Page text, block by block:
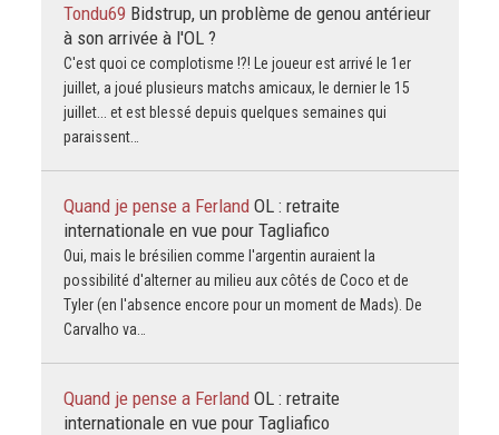
Tondu69 Bidstrup, un problème de genou antérieur
à son arrivée à l'OL ?
C'est quoi ce complotisme !?! Le joueur est arrivé le 1er
juillet, a joué plusieurs matchs amicaux, le dernier le 15
juillet... et est blessé depuis quelques semaines qui
paraissent…
Quand je pense a Ferland OL : retraite
internationale en vue pour Tagliafico
Oui, mais le brésilien comme l'argentin auraient la
possibilité d'alterner au milieu aux côtés de Coco et de
Tyler (en l'absence encore pour un moment de Mads). De
Carvalho va…
Quand je pense a Ferland OL : retraite
internationale en vue pour Tagliafico